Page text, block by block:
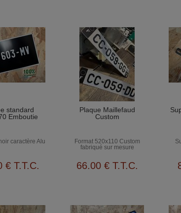
standard
Emboutie
caractère Alu
€ T.T.C.
Plaque Maillefaud
Custom
Format 520x110 Custom
fabriqué sur mesure
66.00 € T.T.C.